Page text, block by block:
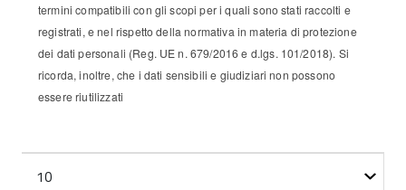
termini compatibili con gli scopi per i quali sono stati raccolti e
registrati, e nel rispetto della normativa in materia di protezione
dei dati personali (Reg. UE n. 679/2016 e d.lgs. 101/2018). Si
ricorda, inoltre, che i dati sensibili e giudiziari non possono
essere riutilizzati
Filtri